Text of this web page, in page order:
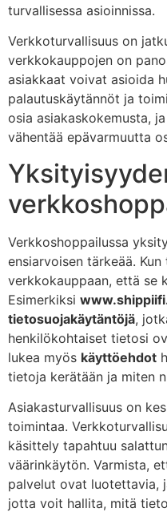
turvallisessa asioinnissa.
Verkkoturvallisuus on
verkkokauppojen on
asiakkaat voivat asioida
palautuskäytännöt ja
osia asiakaskokemusta,
vähentää epävarmuutta
Verkkoshoppailussa
ensiarvoisen tärkeää.
verkkokauppaan, että se
Esimerkiksi
tietosuojakäytäntöjä,
henkilökohtaiset tietosi
lukea myös käyttöehdot
tietoja kerätään ja miten
Asiakasturvallisuus on
toimintaa.
käsittely tapahtuu
väärinkäytön. Varmista,
palvelut ovat luotettavia,
jotta voit hallita, mitä